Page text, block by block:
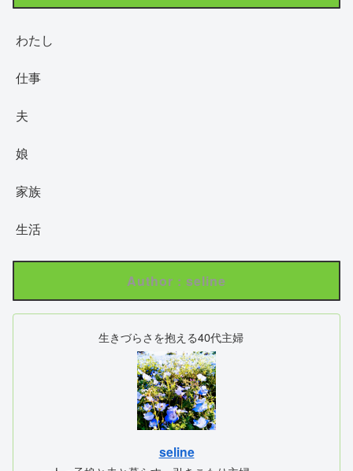
わたし
仕事
夫
娘
家族
生活
Author : seline
生きづらさを抱える40代主婦
seline